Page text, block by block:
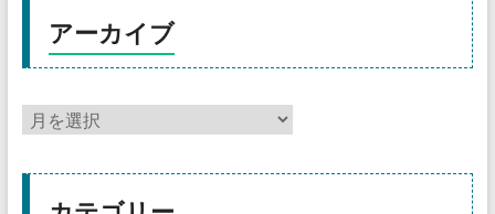
アーカイブ